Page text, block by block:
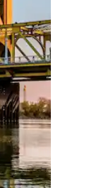
prstom po